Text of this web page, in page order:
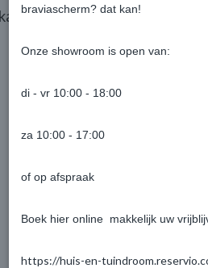
kan!
braviascherm? dat kan!
Onze showroom is open van:
di - vr 10:00 - 18:00
za 10:00 - 17:00
of op afspraak
Boek hier online makkelijk uw
https://huis-en-